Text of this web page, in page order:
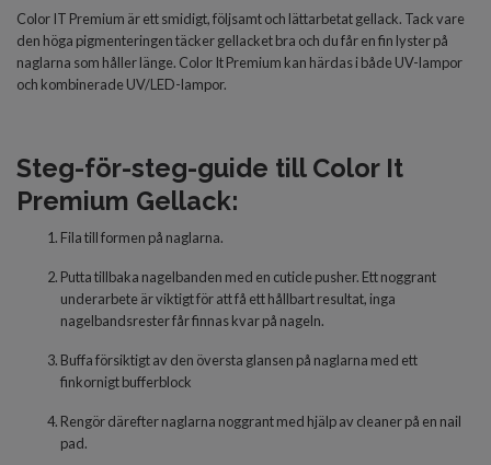
Color IT Premium är ett smidigt, följsamt och lättarbetat gellack. Tack vare
den höga pigmenteringen täcker gellacket bra och du får en fin lyster på
naglarna som håller länge. Color It Premium kan härdas i både UV-lampor
och kombinerade UV/LED-lampor.
Steg-för-steg-guide till Color It
Premium Gellack:
Fila till formen på naglarna.
Putta tillbaka nagelbanden med en cuticle pusher. Ett noggrant
underarbete är viktigt för att få ett hållbart resultat, inga
nagelbandsrester får finnas kvar på nageln.
Buffa försiktigt av den översta glansen på naglarna med ett
finkornigt bufferblock
Rengör därefter naglarna noggrant med hjälp av cleaner på en nail
pad.